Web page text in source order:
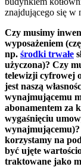
znajdującego się w
Czy musimy
wyposażeniem
np. środki trwałe
użyczona)? Czy
telewizji cyfrowej
jest naszą
wynajmującemu
abonamentem za
wygaśnięciu
korzystamy na
być ujęte
traktowane jako